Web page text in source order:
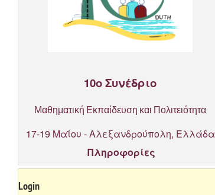
10ο Συνέδριο
Μαθηματική Εκπαίδευση και Πολιτειότητα
17-19 Μαΐου - Αλεξανδρούπολη, Ελλάδα
Πληροφορίες
Login